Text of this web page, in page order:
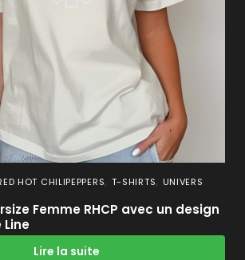
HOT CHILIPEPPERS, T-SHIRTS, UNIVERS
Femme RHCP avec un design
Line
Lire la suite